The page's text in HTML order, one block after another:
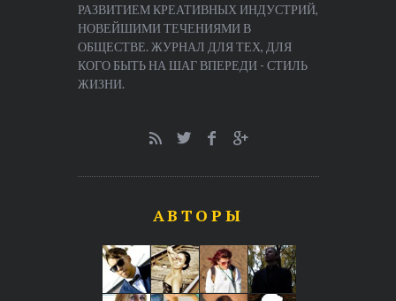
РАЗВИТИЕМ КРЕАТИВНЫХ ИНДУСТРИЙ,
НОВЕЙШИМИ ТЕЧЕНИЯМИ В
ОБЩЕСТВЕ. ЖУРНАЛ ДЛЯ ТЕХ, ДЛЯ
КОГО БЫТЬ НА ШАГ ВПЕРЕДИ - СТИЛЬ
ЖИЗНИ.
АВТОРЫ